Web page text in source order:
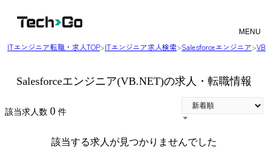
MENU
ITエンジニア転職・求人TOP>ITエンジニア求人検索>Salesforceエンジニア>
Salesforceエンジニア(VB.NET)の求人・転職情報
該当求人数 0 件
該当する求人が見つかりませんでした